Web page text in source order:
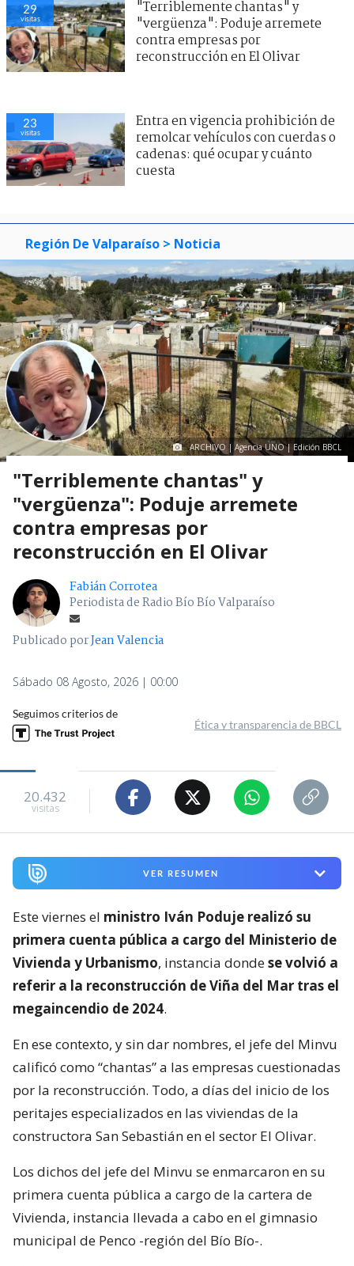
29
visitas
"Terriblemente chantas" y
"vergüenza": Poduje arremete
contra empresas por
reconstrucción en El Olivar
23
visitas
Entra en vigencia prohibición de
remolcar vehículos con cuerdas o
cadenas: qué ocupar y cuánto
cuesta
Región De Valparaíso > Noticia
ARCHIVO | Agencia UNO | Edición BBCL
"Terriblemente chantas" y
"vergüenza": Poduje arremete
contra empresas por
reconstrucción en El Olivar
Fabián Corrotea
Periodista de Radio Bío Bío Valparaíso
Publicado porJean Valencia
Sábado 08 Agosto, 2026 | 00:00
Seguimos criterios de
Ética y transparencia de BBCL
20.432
visitas
VER RESUMEN
Este viernes el ministro Iván Poduje realizó su
primera cuenta pública a cargo del Ministerio de
Vivienda y Urbanismo, instancia dondese volvió a
referir a la reconstrucción de Viña del Mar tras el
megaincendio de 2024.
En ese contexto, y sin dar nombres, el jefe del Minvu
calificó como “chantas” a las empresas cuestionadas
por la reconstrucción. Todo, a días del inicio de los
peritajes especializados en las viviendas de la
constructora San Sebastián en el sector El Olivar.
Los dichos del jefe del Minvu se enmarcaron en su
primera cuenta pública a cargo de la cartera de
Vivienda, instancia llevada a cabo en el gimnasio
municipal de Penco -región del Bío Bío-.